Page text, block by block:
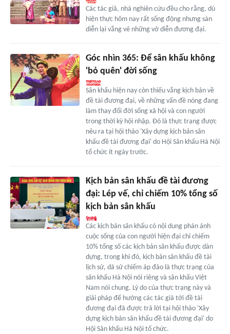
Các tác giả, nhà nghiên cứu đều cho rằng, dù
hiện thực hôm nay rất sống động nhưng sàn
diễn lại vắng vẻ những vở diễn đương đại.
Góc nhìn 365: Để sân khấu không
'bỏ quên' đời sống
Sân khấu hiện nay còn thiếu vắng kịch bản về
đề tài đương đại, về những vấn đề nóng đang
làm thay đổi đời sống xã hội và con người
trong thời kỳ hội nhập. Đó là thực trạng được
nêu ra tại hội thảo 'Xây dựng kịch bản sân
khấu đề tài đương đại' do Hội Sân khấu Hà Nội
tổ chức ít ngày trước.
Kịch bản sân khấu đề tài đương
đại: Lép vế, chỉ chiếm 10% tổng số
kịch bản sân khấu
Các kịch bản sân khấu có nội dung phán ánh
cuộc sống của con người hiện đại chỉ chiếm
10% tổng số các kịch bản sân khấu được dàn
dựng, trong khi đó, kịch bản sân khấu đề tài
lịch sử, dã sử chiếm áp đảo là thực trạng của
sân khấu Hà Nội nói riêng và sân khấu Việt
Nam nói chung. Lý do của thực trạng này và
giải pháp để hướng các tác giả tới đề tài
đương đại đã được trả lời tại hội thảo 'Xây
dựng kịch bản sân khấu đề tài đương đại' do
Hội Sân khấu Hà Nội tổ chức.